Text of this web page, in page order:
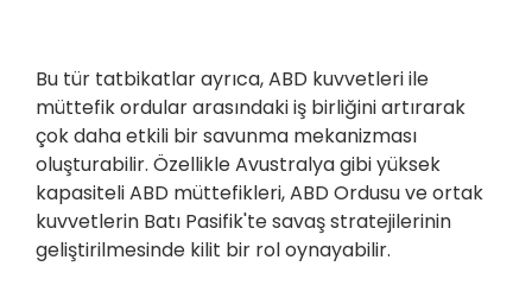
Bu tür tatbikatlar ayrıca, ABD kuvvetleri ile
müttefik ordular arasındaki iş birliğini artırarak
çok daha etkili bir savunma mekanizması
oluşturabilir. Özellikle Avustralya gibi yüksek
kapasiteli ABD müttefikleri, ABD Ordusu ve ortak
kuvvetlerin Batı Pasifik'te savaş stratejilerinin
geliştirilmesinde kilit bir rol oynayabilir.